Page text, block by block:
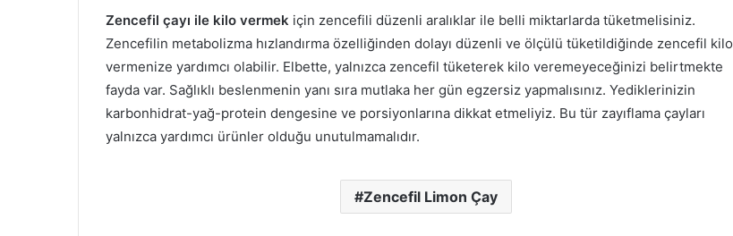
Zencefil çayı ile kilo vermek için zencefili düzenli aralıklar ile belli miktarlarda tüketmelisiniz.
Zencefilin metabolizma hızlandırma özelliğinden dolayı düzenli ve ölçülü tüketildiğinde zencefil kilo
vermenize yardımcı olabilir. Elbette, yalnızca zencefil tüketerek kilo veremeyeceğinizi belirtmekte
fayda var. Sağlıklı beslenmenin yanı sıra mutlaka her gün egzersiz yapmalısınız. Yediklerinizin
karbonhidrat-yağ-protein dengesine ve porsiyonlarına dikkat etmeliyiz. Bu tür zayıflama çayları
yalnızca yardımcı ürünler olduğu unutulmamalıdır.
Zencefil Limon Çay